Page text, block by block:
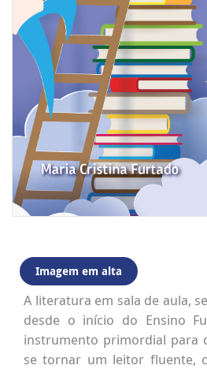
Imagem em alta
A literatura em sala de aula,
desde o início do Ensino
instrumento primordial para
se tornar um leitor fluente,